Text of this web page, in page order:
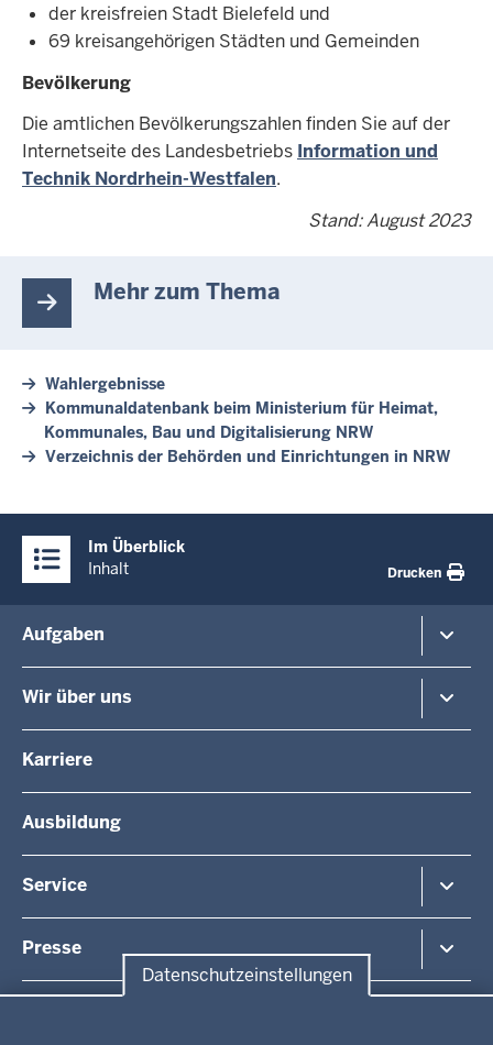
Datenschutzeinstellungen
der kreisfreien Stadt Bielefeld und
69 kreisangehörigen Städten und Gemeinden
Bevölkerung
Die amtlichen Bevölkerungszahlen finden Sie auf der
Internetseite des Landesbetriebs Information und
Technik Nordrhein-Westfalen.
Stand: August 2023
Mehr zum Thema
Wahlergebnisse
Kommunaldatenbank beim Ministerium für Heimat,
Kommunales, Bau und Digitalisierung NRW
Verzeichnis der Behörden und Einrichtungen in NRW
Inhalte
Im Überblick
Inhalt
Drucken
in
der
Fußzeile
Aufgaben
Gesundheit und Soziales
Umwelt und Naturschutz
Arbeitsschutz
Fördermittel
Wir über uns
Organisationsstruktur
Unsere Aufgaben
Integration
Karriere
Ausbildung
Service
Presse
Pressemitteilung suchen